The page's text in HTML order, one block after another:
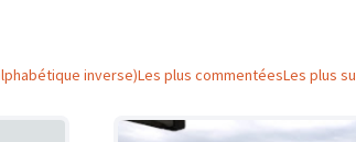
inverse)Les plus commentéesLes plus